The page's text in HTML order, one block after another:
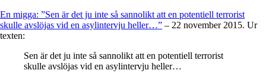
En migga: ”Sen är det ju inte så sannolikt att en potentiell terrorist
skulle avslöjas vid en asylintervju heller…” – 22 november 2015. Ur
texten:
Sen är det ju inte så sannolikt att en potentiell terrorist
skulle avslöjas vid en asylintervju heller…